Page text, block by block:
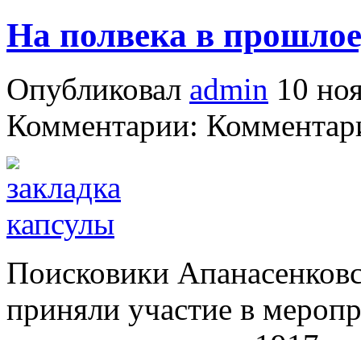
На полвека в
Опубликовал admin 10
Комментарии:
Поисковики
приняли участие в